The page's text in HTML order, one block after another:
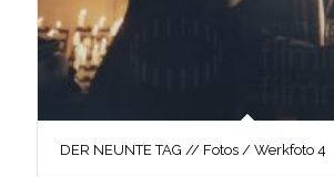
DER NEUNTE TAG // Fotos / Werkfoto 4